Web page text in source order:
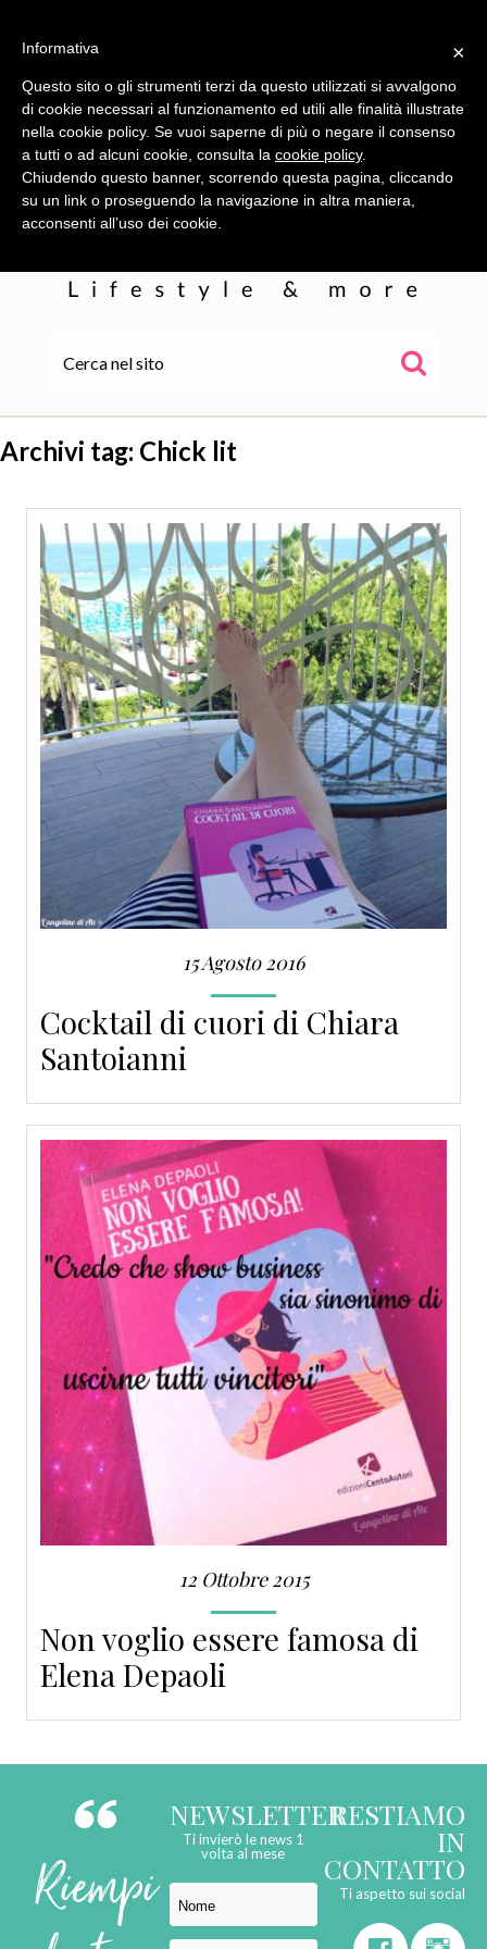
SERVIZI
COLLABORAZIONI
CONTATTI
Archivi tag: Chick lit
15 Agosto 2016
Cocktail di cuori di Chiara
Santoianni
12 Ottobre 2015
Non voglio essere famosa di
Elena Depaoli
Riempi
NEWSLETTER
Ti invierò le news 1
volta al mese
RESTIAMO
IN
CONTATTO
Ti aspetto sui social
×
Informativa
Questo sito o gli strumenti terzi da questo utilizzati si avvalgono
di cookie necessari al funzionamento ed utili alle finalità illustrate
nella cookie policy. Se vuoi saperne di più o negare il consenso
a tutti o ad alcuni cookie, consulta la cookie policy.
Chiudendo questo banner, scorrendo questa pagina, cliccando
su un link o proseguendo la navigazione in altra maniera,
acconsenti all’uso dei cookie.